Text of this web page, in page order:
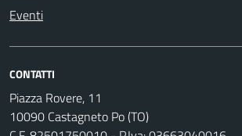
Eventi
CONTATTI
Piazza Rovere, 11
10090 Castagneto Po (TO)